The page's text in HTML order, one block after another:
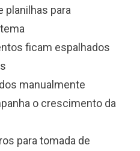
planilhas para
ficam espalhados
manualmente
o crescimento da
para tomada de